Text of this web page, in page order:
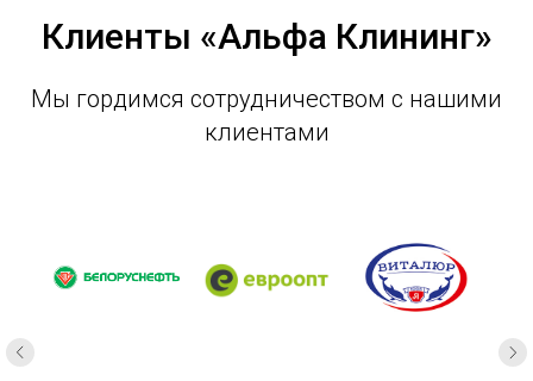
Клиенты «Альфа Клининг»
Мы гордимся сотрудничеством с нашими
клиентами